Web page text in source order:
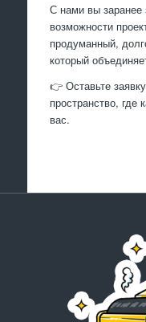
С нами вы заранее
возможности
продуманный,
который
👉 Оставьте
пространство, где
вас.